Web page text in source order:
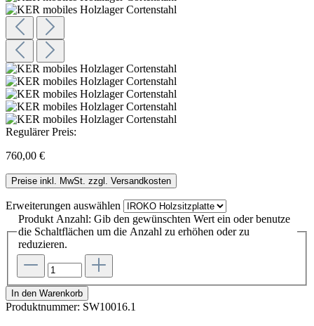
Regulärer Preis:
760,00 €
Preise inkl. MwSt. zzgl. Versandkosten
Erweiterungen auswählen
Produkt Anzahl: Gib den gewünschten Wert ein oder benutze
die Schaltflächen um die Anzahl zu erhöhen oder zu
reduzieren.
In den Warenkorb
Produktnummer: SW10016.1